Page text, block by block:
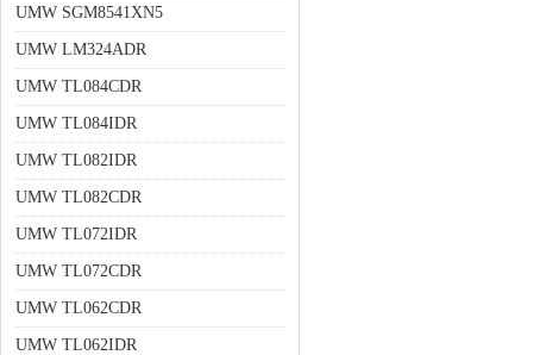
UMW SGM8541XN5
UMW LM324ADR
UMW TL084CDR
UMW TL084IDR
UMW TL082IDR
UMW TL082CDR
UMW TL072IDR
UMW TL072CDR
UMW TL062CDR
UMW TL062IDR